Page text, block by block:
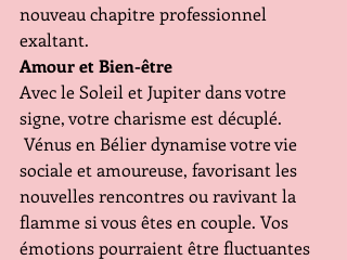
nouveau chapitre professionnel
exaltant.
Amour et Bien-être
Avec le Soleil et Jupiter dans votre
signe, votre charisme est décuplé.
Vénus en Bélier dynamise votre vie
sociale et amoureuse, favorisant les
nouvelles rencontres ou ravivant la
flamme si vous êtes en couple. Vos
émotions pourraient être fluctuantes